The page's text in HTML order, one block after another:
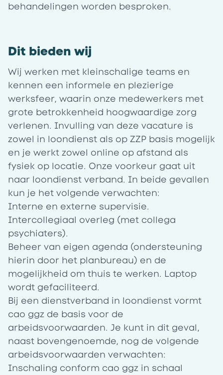
behandelingen worden besproken.
Dit bieden wij
Wij werken met kleinschalige teams en
kennen een informele en plezierige
werksfeer, waarin onze medewerkers met
grote betrokkenheid hoogwaardige zorg
verlenen. Invulling van deze vacature is
zowel in loondienst als op ZZP basis mogelijk
en je werkt zowel online op afstand als
fysiek op locatie. Onze voorkeur gaat uit
naar loondienst verband. In beide gevallen
kun je het volgende verwachten:
Interne en externe supervisie.
Intercollegiaal overleg (met collega
psychiaters).
Beheer van eigen agenda (ondersteuning
hierin door het planbureau) en de
mogelijkheid om thuis te werken. Laptop
wordt gefaciliteerd.
Bij een dienstverband in loondienst vormt
cao ggz de basis voor de
arbeidsvoorwaarden. Je kunt in dit geval,
naast bovengenoemde, nog de volgende
arbeidsvoorwaarden verwachten:
Inschaling conform cao ggz in schaal